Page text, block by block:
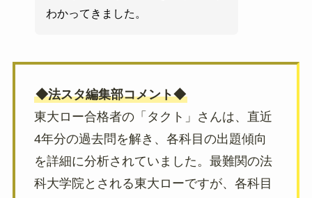
わかってきました。
◆法スタ編集部コメント◆
東大ロー合格者の「タクト」さんは、直近
4年分の過去問を解き、各科目の出題傾向
を詳細に分析されていました。最難関の法
科大学院とされる東大ローですが、各科目